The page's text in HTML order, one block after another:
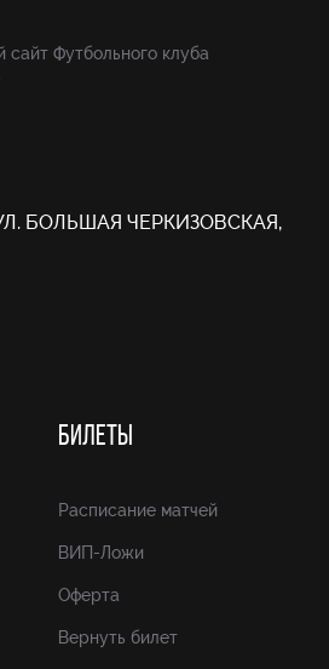
сайт Футбольного клуба
БОЛЬШАЯ ЧЕРКИЗОВСКАЯ,
БИЛЕТЫ
Расписание матчей
ВИП-Ложи
Оферта
Вернуть билет